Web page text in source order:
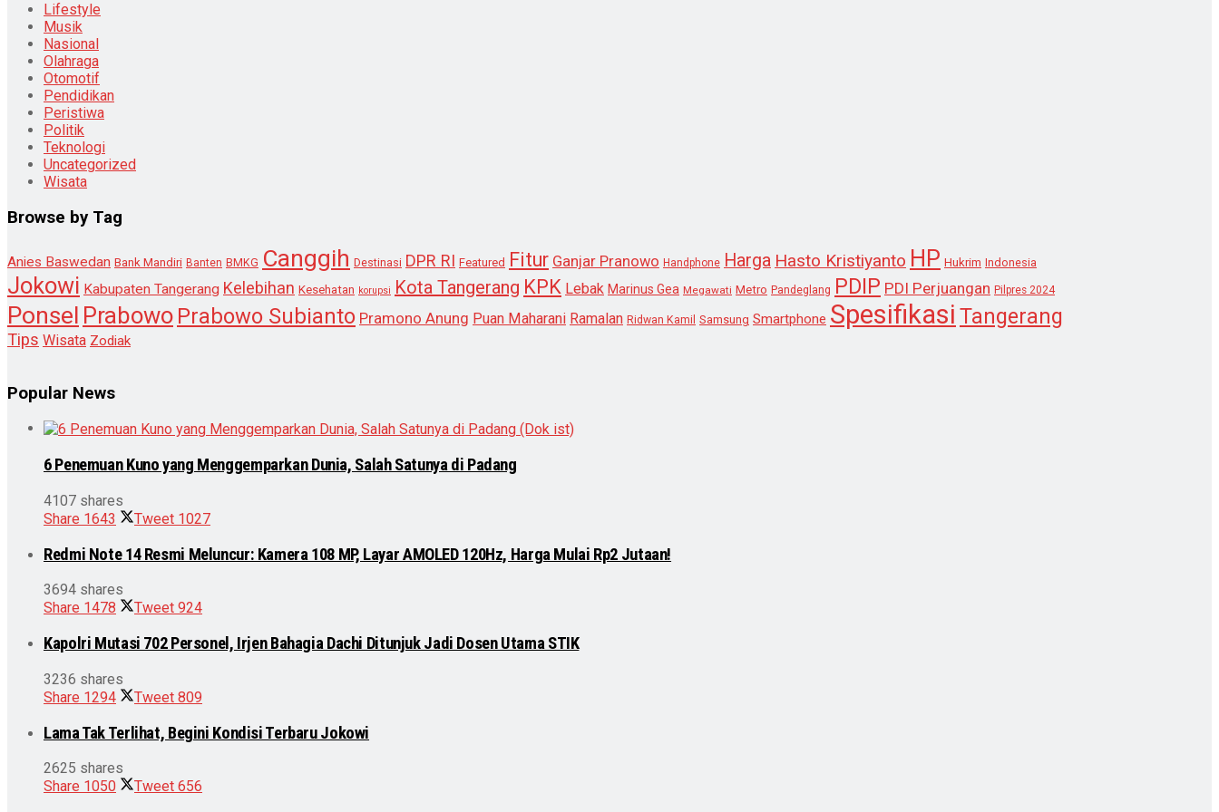
Lifestyle
Musik
Nasional
Olahraga
Otomotif
Pendidikan
Peristiwa
Politik
Teknologi
Uncategorized
Wisata
Browse by Tag
Anies Baswedan Bank Mandiri Banten BMKG Canggih Destinasi DPR RI Featured Fitur Ganjar Pranowo Handphone Harga Hasto Kristiyanto HP Hukrim Indonesia
Jokowi Kabupaten Tangerang Kelebihan Kesehatan korupsi Kota Tangerang KPK Lebak Marinus Gea Megawati Metro Pandeglang PDIP PDI Perjuangan Pilpres 2024
Ponsel Prabowo Prabowo Subianto Pramono Anung Puan Maharani Ramalan Ridwan Kamil Samsung Smartphone Spesifikasi Tangerang
Tips Wisata Zodiak
Popular News
6 Penemuan Kuno yang Menggemparkan Dunia, Salah Satunya di Padang
4107 shares
Share 1643 Tweet 1027
Redmi Note 14 Resmi Meluncur: Kamera 108 MP, Layar AMOLED 120Hz, Harga Mulai Rp2 Jutaan!
3694 shares
Share 1478 Tweet 924
Kapolri Mutasi 702 Personel, Irjen Bahagia Dachi Ditunjuk Jadi Dosen Utama STIK
3236 shares
Share 1294 Tweet 809
Lama Tak Terlihat, Begini Kondisi Terbaru Jokowi
2625 shares
Share 1050 Tweet 656